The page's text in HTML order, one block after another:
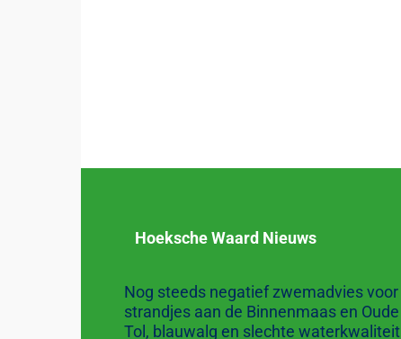
Hoeksche Waard Nieuws
Nog steeds negatief zwemadvies voor
strandjes aan de Binnenmaas en Oude
Tol, blauwalg en slechte waterkwaliteit